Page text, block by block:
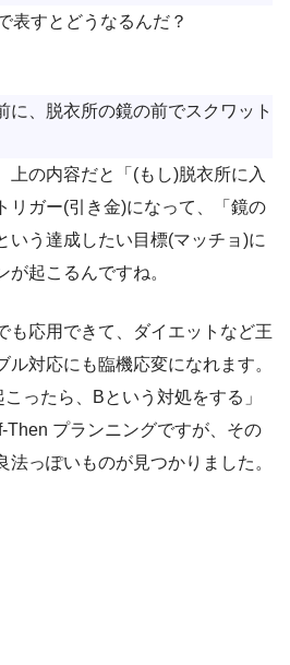
表すとどうなるんだ？
、脱衣所の鏡の前でスクワット
上の内容だと「(もし)脱衣所に入
リガー(引き金)になって、「鏡の
いう達成したい目標(マッチョ)に
起こるんですね。
も応用できて、ダイエットなど王
対応にも臨機応変になれます。
ったら、Bという対処をする」
Then プランニングですが、その
っぽいものが見つかりました。